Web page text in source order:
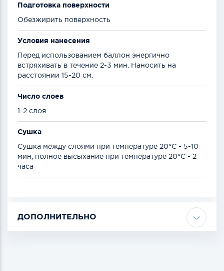
Подготовка поверхности
Обезжирить поверхность
Условия нанесения
Перед использованием баллон энергично
встряхивать в течение 2-3 мин. Наносить на
расстоянии 15-20 см.
Число слоев
1-2 слоя
Сушка
Сушка между слоями при температуре 20°С - 5-10
мин, полное высыхание при температуре 20°С - 2
часа
ДОПОЛНИТЕЛЬНО